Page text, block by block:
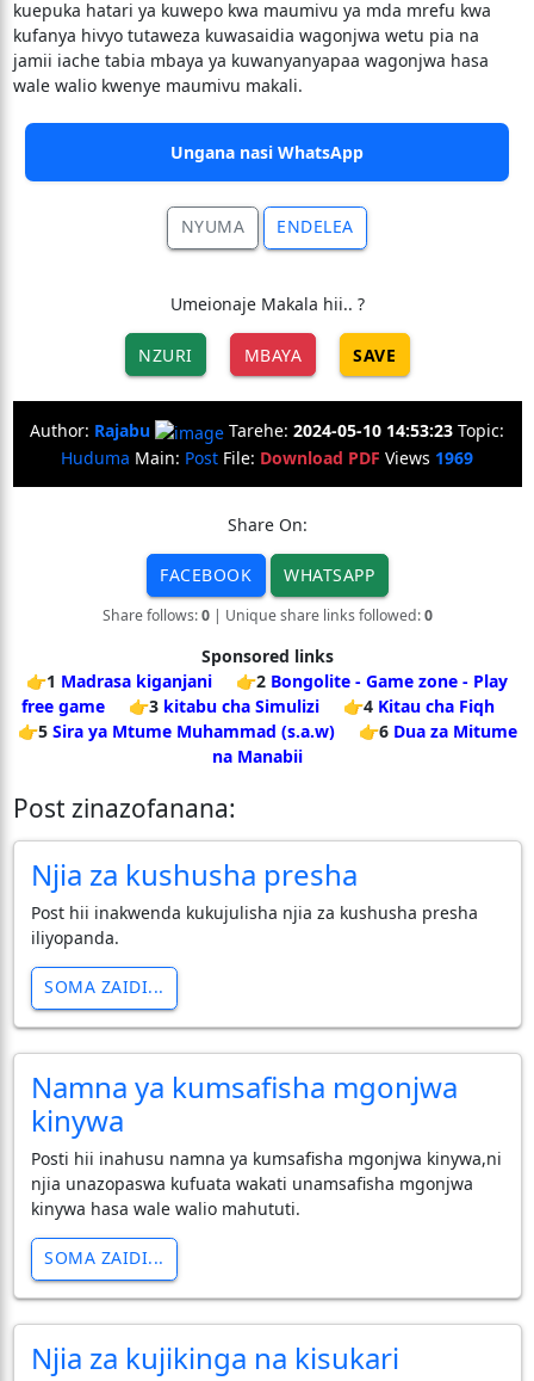
kuepuka hatari ya kuwepo kwa maumivu ya mda mrefu kwa
kufanya hivyo tutaweza kuwasaidia wagonjwa wetu pia na
jamii iache tabia mbaya ya kuwanyanyapaa wagonjwa hasa
wale walio kwenye maumivu makali.
Ungana nasi WhatsApp
NYUMA ENDELEA
Umeionaje Makala hii.. ?
NZURI MBAYA SAVE
Author: Rajabu Tarehe: 2024-05-10 14:53:23 Topic:
Huduma Main: Post File: Download PDF Views 1969
Share On:
FACEBOOK WHATSAPP
Share follows:0| Unique share links followed:0
Sponsored links
👉1 Madrasa kiganjani 👉2 Bongolite - Game zone - Play
free game
👉3 kitabu cha Simulizi 👉4 Kitau cha Fiqh
👉5 Sira ya Mtume Muhammad (s.a.w) 👉6 Dua za Mitume
na Manabii
Post zinazofanana:
Njia za kushusha presha
Post hii inakwenda kukujulisha njia za kushusha presha
iliyopanda.
SOMA ZAIDI...
Namna ya kumsafisha mgonjwa
kinywa
Posti hii inahusu namna ya kumsafisha mgonjwa kinywa,ni
njia unazopaswa kufuata wakati unamsafisha mgonjwa
kinywa hasa wale walio mahututi.
SOMA ZAIDI...
Njia za kujikinga na kisukari